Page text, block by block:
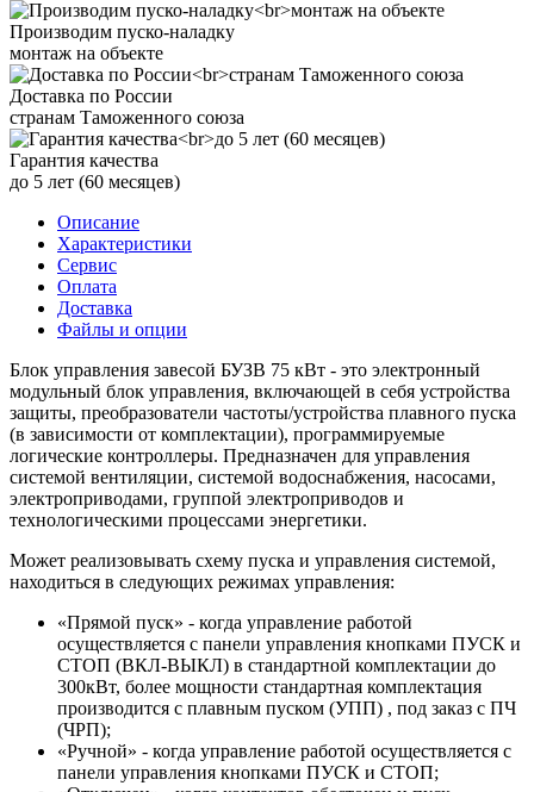
Производим пуско-наладку
монтаж на объекте
Доставка по России
странам Таможенного союза
Гарантия качества
до 5 лет (60 месяцев)
Описание
Характеристики
Сервис
Оплата
Доставка
Файлы и опции
Блок управления завесой БУЗВ 75 кВт - это электронный
модульный блок управления, включающей в себя устройства
защиты, преобразователи частоты/устройства плавного пуска
(в зависимости от комплектации), программируемые
логические контроллеры. Предназначен для управления
системой вентиляции, системой водоснабжения, насосами,
электроприводами, группой электроприводов и
технологическими процессами энергетики.
Может реализовывать схему пуска и управления системой,
находиться в следующих режимах управления:
«Прямой пуск» - когда управление работой
осуществляется с панели управления кнопками ПУСК и
СТОП (ВКЛ-ВЫКЛ) в стандартной комплектации до
300кВт, более мощности стандартная комплектация
производится с плавным пуском (УПП) , под заказ с ПЧ
(ЧРП);
«Ручной» - когда управление работой осуществляется с
панели управления кнопками ПУСК и СТОП;